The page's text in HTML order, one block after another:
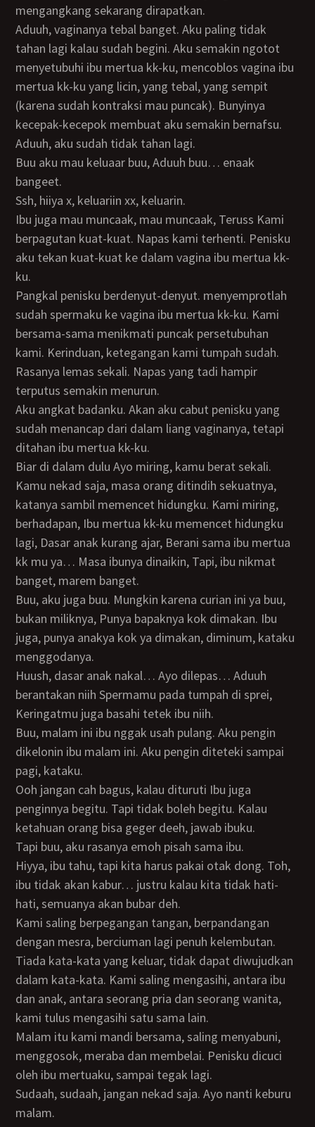
mengangkang sekarang dirapatkan.
Aduuh, vaginanya tebal banget. Aku paling tidak
tahan lagi kalau sudah begini. Aku semakin ngotot
menyetubuhi ibu mertua kk-ku, mencoblos vagina ibu
mertua kk-ku yang licin, yang tebal, yang sempit
(karena sudah kontraksi mau puncak). Bunyinya
kecepak-kecepok membuat aku semakin bernafsu.
Aduuh, aku sudah tidak tahan lagi.
Buu aku mau keluaar buu, Aduuh buu… enaak
bangeet.
ssh, hiiya x, keluariin xx, keluarin.
Ibu juga mau muncaak, mau muncaak, Teruss Kami
berpagutan kuat-kuat. Napas kami terhenti. Penisku
aku tekan kuat-kuat ke dalam vagina ibu mertua kk-
ku.
Pangkal penisku berdenyut-denyut. menyemprotlah
sudah spermaku ke vagina ibu mertua kk-ku. Kami
bersama-sama menikmati puncak persetubuhan
kami. Kerinduan, ketegangan kami tumpah sudah.
Rasanya lemas sekali. Napas yang tadi hampir
terputus semakin menurun.
Aku angkat badanku. Akan aku cabut penisku yang
sudah menancap dari dalam liang vaginanya, tetapi
ditahan ibu mertua kk-ku.
Biar di dalam dulu Ayo miring, kamu berat sekali.
Kamu nekad saja, masa orang ditindih sekuatnya,
katanya sambil memencet hidungku. Kami miring,
berhadapan, Ibu mertua kk-ku memencet hidungku
lagi, Dasar anak kurang ajar, Berani sama ibu mertua
kk mu ya… Masa ibunya dinaikin, Tapi, ibu nikmat
banget, marem banget.
Buu, aku juga buu. Mungkin karena curian ini ya buu,
bukan miliknya, Punya bapaknya kok dimakan. Ibu
juga, punya anakya kok ya dimakan, diminum, kataku
menggodanya.
Huush, dasar anak nakal… Ayo dilepas… Aduuh
berantakan niih Spermamu pada tumpah di sprei,
Keringatmu juga basahi tetek ibu niih.
Buu, malam ini ibu nggak usah pulang. Aku pengin
dikelonin ibu malam ini. Aku pengin diteteki sampai
pagi, kataku.
Ooh jangan cah bagus, kalau dituruti Ibu juga
penginnya begitu. Tapi tidak boleh begitu. Kalau
ketahuan orang bisa geger deeh, jawab ibuku.
Tapi buu, aku rasanya emoh pisah sama ibu.
Hiyya, ibu tahu, tapi kita harus pakai otak dong. Toh,
ibu tidak akan kabur… justru kalau kita tidak hati-
hati, semuanya akan bubar deh.
Kami saling berpegangan tangan, berpandangan
dengan mesra, berciuman lagi penuh kelembutan.
Tiada kata-kata yang keluar, tidak dapat diwujudkan
dalam kata-kata. Kami saling mengasihi, antara ibu
dan anak, antara seorang pria dan seorang wanita,
kami tulus mengasihi satu sama lain.
Malam itu kami mandi bersama, saling menyabuni,
menggosok, meraba dan membelai. Penisku dicuci
oleh ibu mertuaku, sampai tegak lagi.
Sudaah, sudaah, jangan nekad saja. Ayo nanti keburu
malam.